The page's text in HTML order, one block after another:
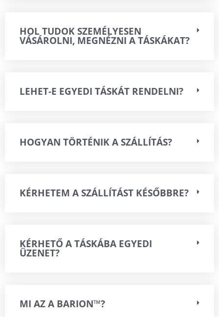
HOL TUDOK SZEMÉLYESEN
VÁSÁROLNI, MEGNÉZNI A TÁSKÁKAT?
LEHET-E EGYEDI TÁSKÁT RENDELNI?
HOGYAN TÖRTÉNIK A SZÁLLÍTÁS?
KÉRHETEM A SZÁLLÍTÁST KÉSŐBBRE?
KÉRHETŐ A TÁSKÁBA EGYEDI
ÜZENET?
MI AZ A BARION™?